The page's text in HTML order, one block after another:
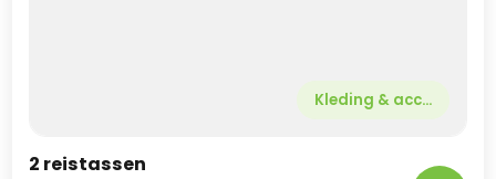
Kleding & acc...
2 reistassen